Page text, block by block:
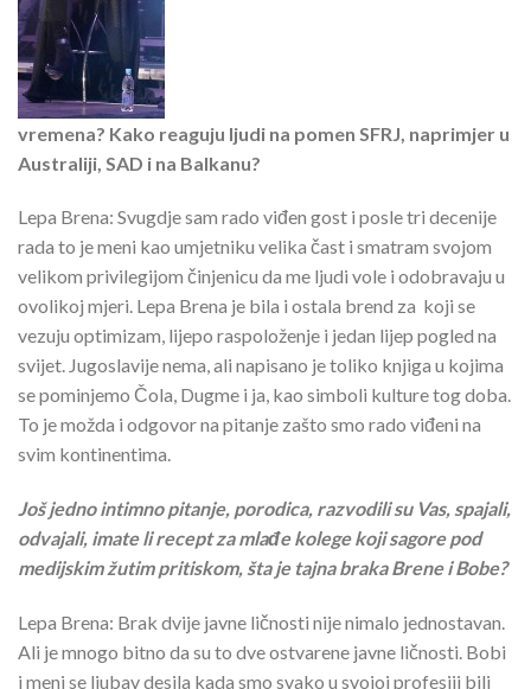
vremena? Kako reaguju ljudi na pomen SFRJ, naprimjer u
Australiji, SAD i na Balkanu?
Lepa Brena: Svugdje sam rado viđen gost i posle tri decenije
rada to je meni kao umjetniku velika čast i smatram svojom
velikom privilegijom činjenicu da me ljudi vole i odobravaju u
ovolikoj mjeri. Lepa Brena je bila i ostala brend za koji se
vezuju optimizam, lijepo raspoloženje i jedan lijep pogled na
svijet. Jugoslavije nema, ali napisano je toliko knjiga u kojima
se pominjemo Čola, Dugme i ja, kao simboli kulture tog doba.
To je možda i odgovor na pitanje zašto smo rado viđeni na
svim kontinentima.
Još jedno intimno pitanje, porodica, razvodili su Vas, spajali,
odvajali, imate li recept za mlađe kolege koji sagore pod
medijskim žutim pritiskom, šta je tajna braka Brene i Bobe?
Lepa Brena: Brak dvije javne ličnosti nije nimalo jednostavan.
Ali je mnogo bitno da su to dve ostvarene javne ličnosti. Bobi
i meni se ljubav desila kada smo svako u svojoj profesiji bili